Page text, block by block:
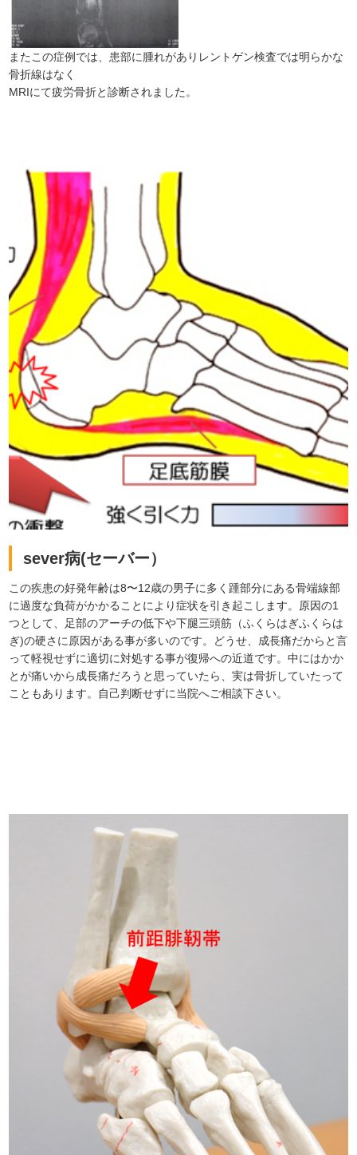
またこの症例では、患部に腫れがありレントゲン検査では明らかな
骨折線はなく
MRIにて疲労骨折と診断されました。
sever病(セーバー）
この疾患の好発年齢は8〜12歳の男子に多く踵部分にある骨端線部
に過度な負荷がかかることにより症状を引き起こします。原因の1
つとして、足部のアーチの低下や下腿三頭筋（ふくらはぎふくらは
ぎ)の硬さに原因がある事が多いのです。どうせ、成長痛だからと言
って軽視せずに適切に対処する事が復帰への近道です。中にはかか
とが痛いから成長痛だろうと思っていたら、実は骨折していたって
こともあります。自己判断せずに当院へご相談下さい。